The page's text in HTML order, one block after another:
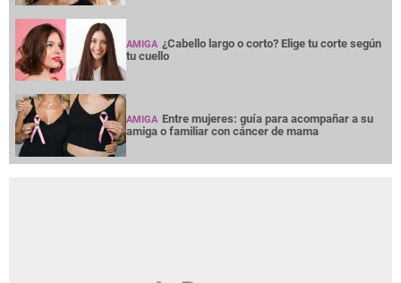
AMIGA ¿Cabello largo o corto? Elige tu corte según
tu cuello
AMIGA Entre mujeres: guía para acompañar a su
amiga o familiar con cáncer de mama